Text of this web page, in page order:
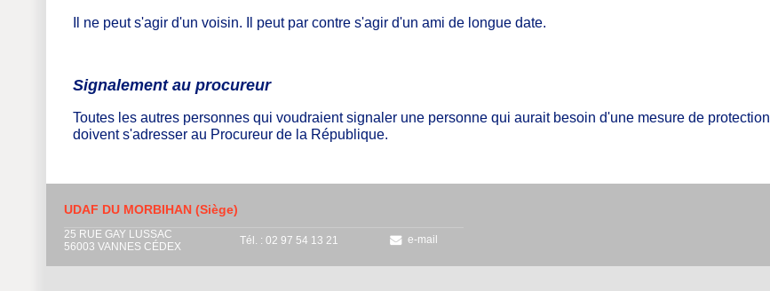
Il ne peut s'agir d'un voisin. Il peut par contre s'agir d'un ami de longue date.
Signalement au procureur
Toutes les autres personnes qui voudraient signaler une personne qui aurait besoin d'une mesure de protection
doivent s'adresser au Procureur de la République.
UDAF DU MORBIHAN (Siège)
25 RUE GAY LUSSAC
56003 VANNES CÉDEX
Tél. : 02 97 54 13 21 e-mail